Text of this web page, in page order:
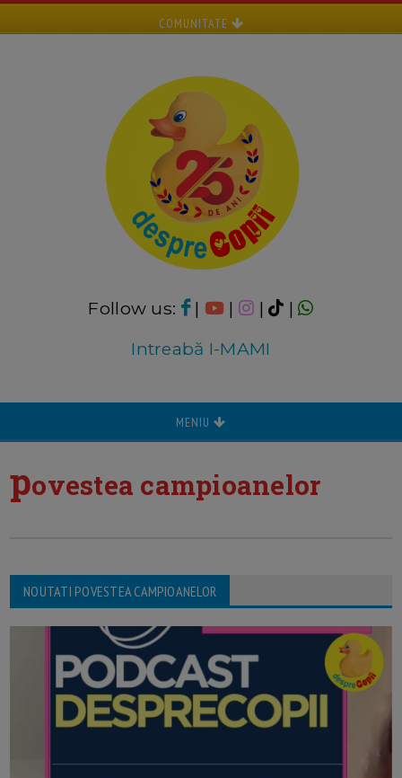
COMUNITATE
Follow us: | | |
|
Intreabă I-MAMI
MENIU
povestea campioanelor
NOUTATI POVESTEA CAMPIOANELOR